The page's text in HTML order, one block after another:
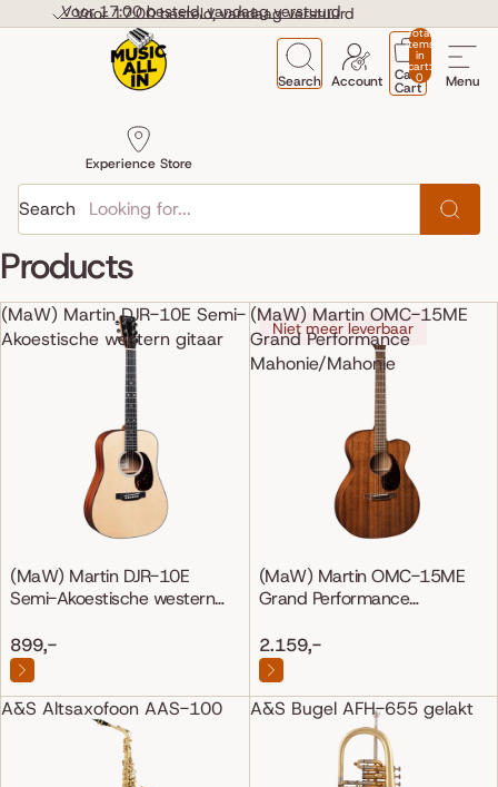
Voor 17:00 besteld, vandaag verstuurd
Voor 17:00 besteld, vandaag verstuurd
Menu
Search
Experience Store
Account
Total
items
in
cart:
0
Cart
Cart
Search
Products
(MaW) Martin DJR-10E Semi-
Akoestische western gitaar
(MaW) Martin DJR-10E
Semi-Akoestische western
899,-
(MaW) Martin OMC-15ME
Grand Performance
Mahonie/Mahonie
Niet meer leverbaar
(MaW) Martin OMC-15ME
Grand Performance
2.159,-
A&S Altsaxofoon AAS-100 A&S Bugel AFH-655 gelakt